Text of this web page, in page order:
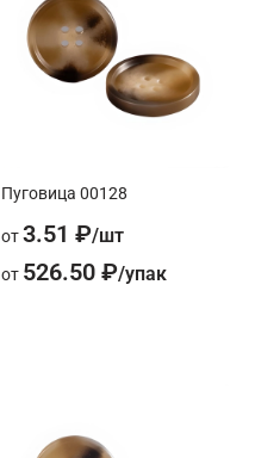
Пуговица 00128
от 3.51 ₽
от 526.50 ₽